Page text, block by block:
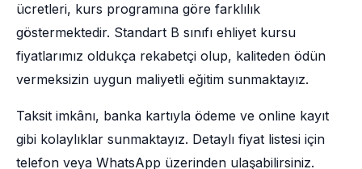
ücretleri, kurs programına göre farklılık
göstermektedir. Standart B sınıfı ehliyet kursu
fiyatlarımız oldukça rekabetçi olup, kaliteden ödün
vermeksizin uygun maliyetli eğitim sunmaktayız.
Taksit imkânı, banka kartıyla ödeme ve online kayıt
gibi kolaylıklar sunmaktayız. Detaylı fiyat listesi için
telefon veya WhatsApp üzerinden ulaşabilirsiniz.